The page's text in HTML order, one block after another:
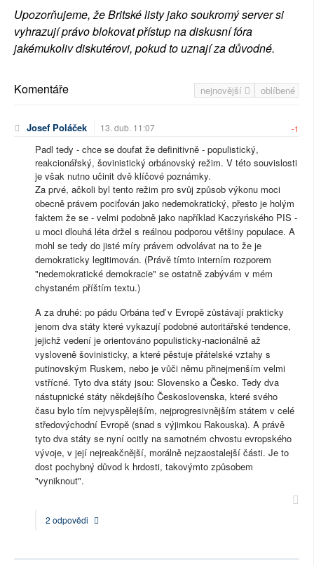
Upozorňujeme, že Britské listy jako soukromý server si
vyhrazují právo blokovat přístup na diskusní fóra
jakémukoliv diskutérovi, pokud to uznají za důvodné.
nejnovější oblíbené
Komentáře
Josef Poláček 13. dub. 11:07 -1
Padl tedy - chce se doufat že definitivně - populistický,
reakcionářský, šovinistický orbánovský režim. V této souvislosti
je však nutno učinit dvě klíčové poznámky.
Za prvé, ačkoli byl tento režim pro svůj způsob výkonu moci
obecně právem pociťován jako nedemokratický, přesto je holým
faktem že se - velmi podobně jako například Kaczyńského PIS -
u moci dlouhá léta držel s reálnou podporou většiny populace. A
mohl se tedy do jisté míry právem odvolávat na to že je
demokraticky legitimován. (Právě tímto interním rozporem
"nedemokratické demokracie" se ostatně zabývám v mém
chystaném příštím textu.)
A za druhé: po pádu Orbána teď v Evropě zůstávají prakticky
jenom dva státy které vykazují podobné autoritářské tendence,
jejichž vedení je orientováno populisticky-nacionálně až
vysloveně šovinisticky, a které pěstuje přátelské vztahy s
putinovským Ruskem, nebo je vůči němu přinejmenším velmi
vstřícné. Tyto dva státy jsou: Slovensko a Česko. Tedy dva
nástupnické státy někdejšího Československa, které svého
času bylo tím nejvyspělejším, nejprogresivnějším státem v celé
středovýchodní Evropě (snad s výjimkou Rakouska). A právě
tyto dva státy se nyní ocitly na samotném chvostu evropského
vývoje, v její nejreakčnější, morálně nejzaostalejší části. Je to
dost pochybný důvod k hrdosti, takovýmto způsobem
"vyniknout".
2 odpovědi